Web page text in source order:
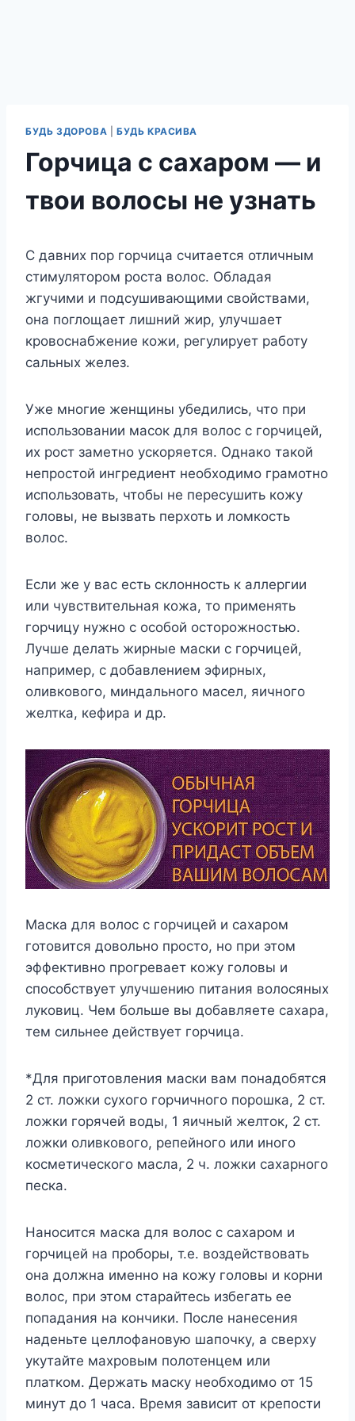
БУДЬ ЗДОРОВА БУДЬ КРАСИВА
Горчица с сахаром — и
твои волосы не узнать
С давних пор горчица считается отличным
стимулятором роста волос. Обладая
жгучими и подсушивающими свойствами,
она поглощает лишний жир, улучшает
кровоснабжение кожи, регулирует работу
сальных желез.
Уже многие женщины убедились, что при
использовании масок для волос с горчицей,
их рост заметно ускоряется. Однако такой
непростой ингредиент необходимо грамотно
использовать, чтобы не пересушить кожу
головы, не вызвать перхоть и ломкость
волос.
Если же у вас есть склонность к аллергии
или чувствительная кожа, то применять
горчицу нужно с особой осторожностью.
Лучше делать жирные маски с горчицей,
например, с добавлением эфирных,
оливкового, миндального масел, яичного
желтка, кефира и др.
Маска для волос с горчицей и сахаром
готовится довольно просто, но при этом
эффективно прогревает кожу головы и
способствует улучшению питания волосяных
луковиц. Чем больше вы добавляете сахара,
тем сильнее действует горчица.
*Для приготовления маски вам понадобятся
2 ст. ложки сухого горчичного порошка, 2 ст.
ложки горячей воды, 1 яичный желток, 2 ст.
ложки оливкового, репейного или иного
косметического масла, 2 ч. ложки сахарного
песка.
Наносится маска для волос с сахаром и
горчицей на проборы, т.е. воздействовать
она должна именно на кожу головы и корни
волос, при этом старайтесь избегать ее
попадания на кончики. После нанесения
наденьте целлофановую шапочку, а сверху
укутайте махровым полотенцем или
платком. Держать маску необходимо от 15
минут до 1 часа. Время зависит от крепости